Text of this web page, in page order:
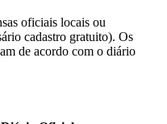
oficiais locais ou
cadastro gratuito). Os
de acordo com o diário